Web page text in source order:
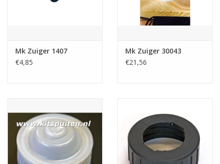
Mk Zuiger 1407
€4,85
Mk Zuiger 30043
€21,56